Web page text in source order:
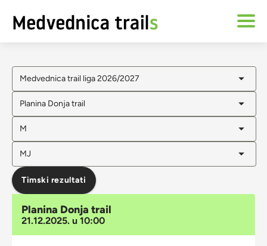
Medvednica trail liga 2026/2027
Planina Donja trail
M
MJ
Timski rezultati
Planina Donja trail
21.12.2025. u 10:00